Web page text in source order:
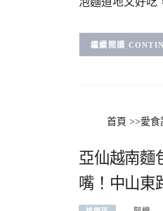
首頁 >>愛食
亞仙越南麵
嘴！中山東